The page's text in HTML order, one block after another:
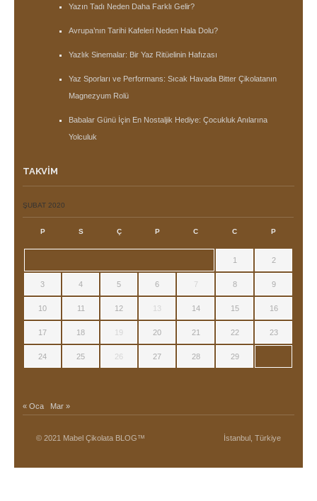
Yazın Tadı Neden Daha Farklı Gelir?
Avrupa’nın Tarihi Kafeleri Neden Hala Dolu?
Yazlık Sinemalar: Bir Yaz Ritüelinin Hafızası
Yaz Sporları ve Performans: Sıcak Havada Bitter Çikolatanın
Magnezyum Rolü
Babalar Günü İçin En Nostaljik Hediye: Çocukluk Anılarına
Yolculuk
TAKVIM
ŞUBAT 2020
P S Ç P C C P
1 2
3 4 5 6 7 8 9
10 11 12 13 14 15 16
17 18 19 20 21 22 23
24 25 26 27 28 29
« Oca Mar »
© 2021 Mabel Çikolata BLOG™ İstanbul, Türkiye